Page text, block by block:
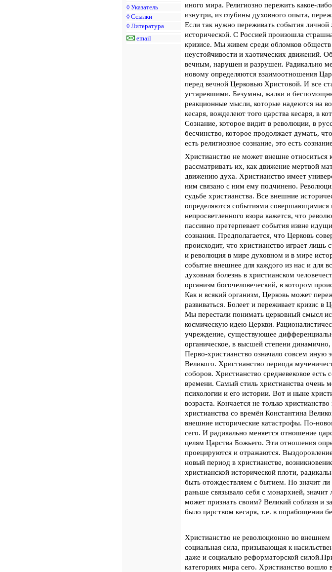
◊ Указатель
◊ Ссылки
◊ Литература
email
иного мира. Религиозно пережить какое-
изнутри, из глубины духовного опыта,
Если так нужно переживать события
исторической. С Россией произошла
кризисе. Мы живем среди обломков
неустойчивости и хаотических движений.
вечным, нарушен и разрушен. Радикально
новому определяются взаимоотношения
перед вечной Церковью Христовой. И все
устаревшими. Безумны, жалки и
реакционные мысли, которые надеются на
кесаря, вожделеют того царства кесаря, в
Сознание, которое видит в революции, в
бесчинство, которое продолжает думать,
есть религиозное сознание, это есть
Христианство не может внешне
рассматривать их, как движение мертвой
движению духа. Христианство имеет
ним связано с ним ему подчинено.
судьбе христианства. Все внешние
определяются событиями совершающимися
непросветленного взора кажется, что
пассивно претерпевает события извне
сознания. Предполагается, что Церковь
происходит, что христианство играет лишь
и революция в мире духовном и в мире
событие внешнее для каждого из нас и для
духовная болезнь в христианском
организм богочеловеческий, в котором
Как и всякий организм, Церковь может
развиваться. Болеет и переживает кризис в
Мы перестали понимать церковный смысл
космическую идею Церкви.
учреждение, существующее
органическое, в высшей степени
Перво-христианство означало совсем иную
Великого. Христианство периода
соборов. Христианство средневековое есть
времени. Самый стиль христианства очень
психологии и его истории. Вот и ныне
возраста. Кончается не только
христианства со времён Константина
внешние исторические катастрофы. По-
сего. И радикально меняется отношение
целям Царства Божьего. Эти отношения
проецируются и отражаются.
новый период в христианстве,
христианской исторической плоти,
быть отождествляем с бытием. Но значит ли
раньше связывало себя с монархией, значит
может признать своим? Великий соблазн и
было царством кесаря, т.е. в порабощении
Христианство не революционно во
социальная сила, призывающая к
даже и социально реформаторской
категориях мира сего. Христианство вошло